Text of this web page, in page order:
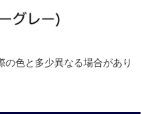
色と多少異なる場合があり